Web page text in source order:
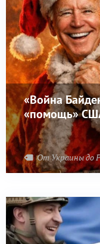
«Война
«помощь»
От Украины до